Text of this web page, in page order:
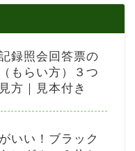
録照会回答票の
もらい方）３つ
方｜見本付き
いい！ブラック